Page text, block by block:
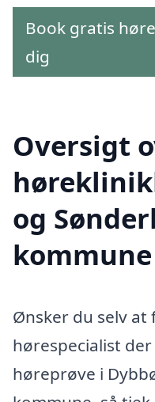
Book gratis
dig
Oversigt
og
kommune
Ønsker du selv at
hørespecialist
høreprøve i